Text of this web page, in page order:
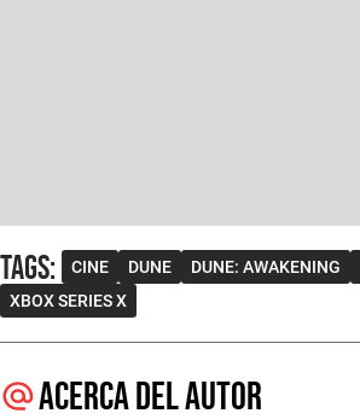
Tags: CINE DUNE DUNE: AWAKENING
XBOX SERIES X
Acerca del autor